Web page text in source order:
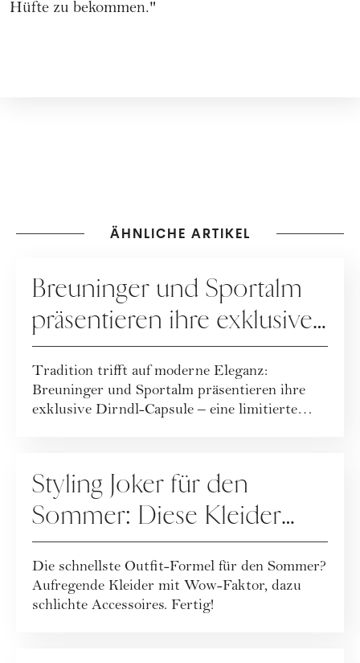
Hüfte zu bekommen."
ÄHNLICHE ARTIKEL
Breuninger und Sportalm
präsentieren ihre exklusive
Dirndl-Capsule!
Tradition trifft auf moderne Eleganz:
Breuninger und Sportalm präsentieren ihre
exklusive Dirndl-Capsule – eine limitierte
Styling Joker für den
Sommer: Diese Kleider
machen jedes Outfit zum
Hingucker
Die schnellste Outfit-Formel für den Sommer?
Aufregende Kleider mit Wow-Faktor, dazu
schlichte Accessoires. Fertig!